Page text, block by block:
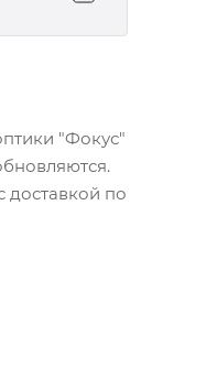
"Фокус"
доставкой по